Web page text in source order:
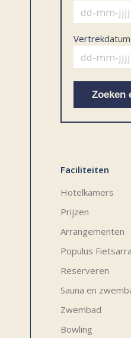
Vertrekdatum:
Zoeken
Faciliteiten
Hotelkamers
Prijzen
Arrangementen
Populus
Reserveren
Sauna en
Zwembad
Bowling